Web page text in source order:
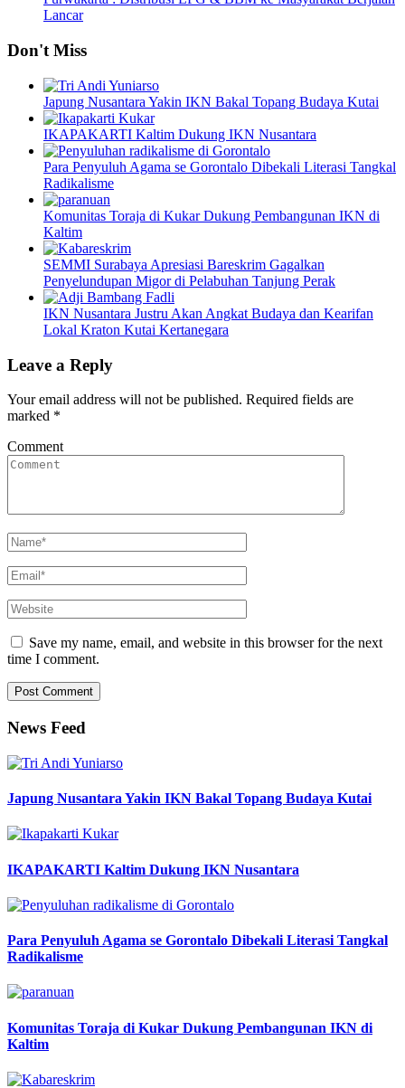
Lancar
Don't Miss
Japung Nusantara Yakin IKN Bakal Topang Budaya Kutai
IKAPAKARTI Kaltim Dukung IKN Nusantara
Para Penyuluh Agama se Gorontalo Dibekali Literasi Tangkal
Radikalisme
Komunitas Toraja di Kukar Dukung Pembangunan IKN di
Kaltim
SEMMI Surabaya Apresiasi Bareskrim Gagalkan
Penyelundupan Migor di Pelabuhan Tanjung Perak
IKN Nusantara Justru Akan Angkat Budaya dan Kearifan
Lokal Kraton Kutai Kertanegara
Leave a Reply
Your email address will not be published. Required fields are
marked *
Comment
Save my name, email, and website in this browser for the next
time I comment.
News Feed
Japung Nusantara Yakin IKN Bakal Topang Budaya Kutai
IKAPAKARTI Kaltim Dukung IKN Nusantara
Para Penyuluh Agama se Gorontalo Dibekali Literasi Tangkal
Radikalisme
Komunitas Toraja di Kukar Dukung Pembangunan IKN di
Kaltim